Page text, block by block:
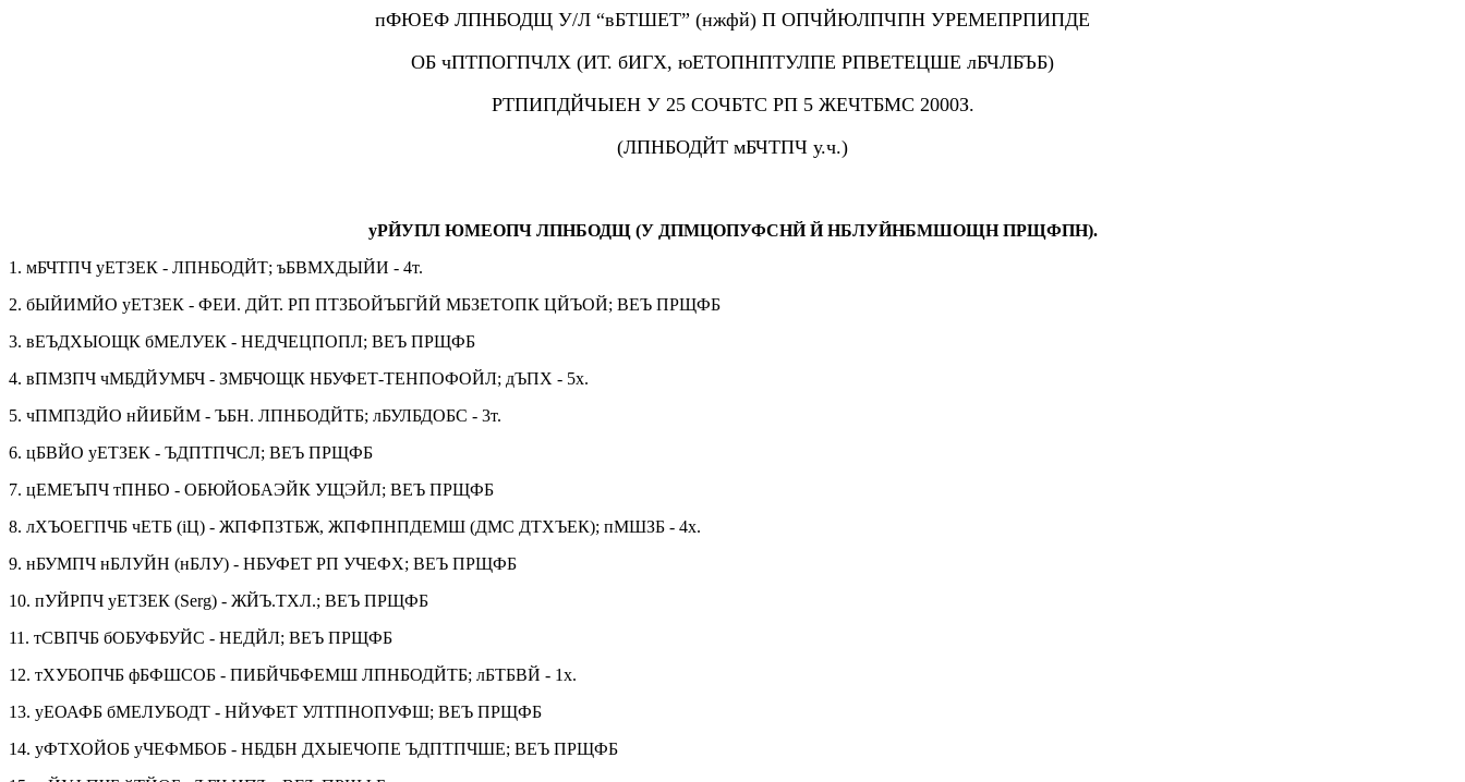
пФЮЕФ ЛПНБОДЩ У/Л “вБТШЕТ” (нжфй) П ОПЧЙЮЛПЧПН УРЕМЕПРПИПДЕ
ОБ чПТПОГПЧЛХ (ИТ. бИГХ, юЕТОПНПТУЛПЕ РПВЕТЕЦШЕ лБЧЛБЪБ)
РТПИПДЙЧЫЕН У 25 СОЧБТС РП 5 ЖЕЧТБМС 2000З.
(ЛПНБОДЙТ мБЧТПЧ у.ч.)
уРЙУПЛ ЮМЕОПЧ ЛПНБОДЩ (У ДПМЦОПУФСНЙ Й НБЛУЙНБМШОЩН ПРЩФПН).
1. мБЧТПЧ уЕТЗЕК - ЛПНБОДЙТ; ъБВМХДЫЙИ - 4т.
2. бЫЙИМЙО уЕТЗЕК - ФЕИ. ДЙТ. РП ПТЗБОЙЪБГЙЙ МБЗЕТОПК ЦЙЪОЙ; ВЕЪ ПРЩФБ
3. вЕЪДХЫОЩК бМЕЛУЕК - НЕДЧЕЦПОПЛ; ВЕЪ ПРЩФБ
4. вПМЗПЧ чМБДЙУМБЧ - ЗМБЧОЩК НБУФЕТ-ТЕНПОФОЙЛ; дЪПХ - 5х.
5. чПМПЗДЙО нЙИБЙМ - ЪБН. ЛПНБОДЙТБ; лБУЛБДОБС - 3т.
6. цБВЙО уЕТЗЕК - ЪДПТПЧСЛ; ВЕЪ ПРЩФБ
7. цЕМЕЪПЧ тПНБО - ОБЮЙОБАЭЙК УЩЭЙЛ; ВЕЪ ПРЩФБ
8. лХЪОЕГПЧБ чЕТБ (іЦ) - ЖПФПЗТБЖ, ЖПФПНПДЕМШ (ДМС ДТХЪЕК); пМШЗБ - 4х.
9. нБУМПЧ нБЛУЙН (нБЛУ) - НБУФЕТ РП УЧЕФХ; ВЕЪ ПРЩФБ
10. пУЙРПЧ уЕТЗЕК (Serg) - ЖЙЪ.ТХЛ.; ВЕЪ ПРЩФБ
11. тСВПЧБ бОБУФБУЙС - НЕДЙЛ; ВЕЪ ПРЩФБ
12. тХУБОПЧБ фБФШСОБ - ПИБЙЧБФЕМШ ЛПНБОДЙТБ; лБТБВЙ - 1х.
13. уЕОАФБ бМЕЛУБОДТ - НЙУФЕТ УЛТПНОПУФШ; ВЕЪ ПРЩФБ
14. уФТХОЙОБ уЧЕФМБОБ - НБДБН ДХЫЕЧОПЕ ЪДПТПЧШЕ; ВЕЪ ПРЩФБ